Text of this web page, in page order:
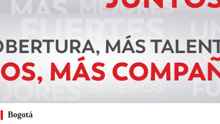
Bogotá